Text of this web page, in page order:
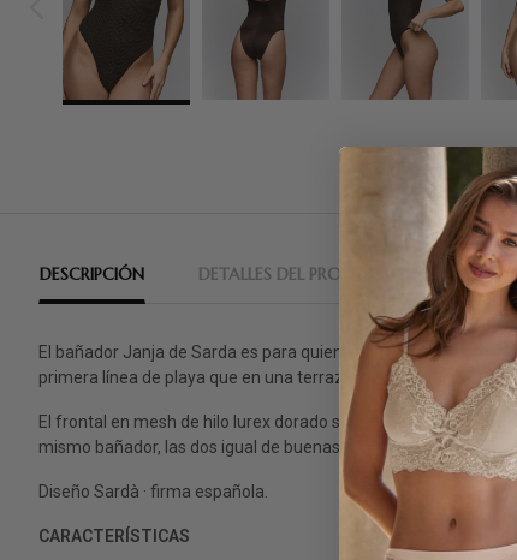
DESCRIPCIÓN DETALLES DEL PRODUCTO
El bañador Janja de Sarda es para quien sabe exactamente
primera línea de playa que en una terraza al atardecer.
El frontal en mesh de hilo lurex dorado sobre chocolate capta
mismo bañador, las dos igual de buenas.
Diseño Sardà · firma española.
CARACTERÍSTICAS